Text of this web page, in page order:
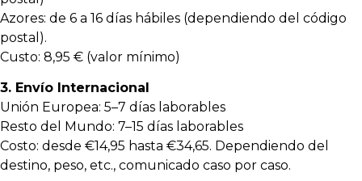
Azores: de 6 a 16 días hábiles (dependiendo del código
postal).
Custo: 8,95 € (valor mínimo)
3. Envío Internacional
Unión Europea: 5–7 días laborables
Resto del Mundo: 7–15 días laborables
Costo: desde €14,95 hasta €34,65. Dependiendo del
destino, peso, etc., comunicado caso por caso.